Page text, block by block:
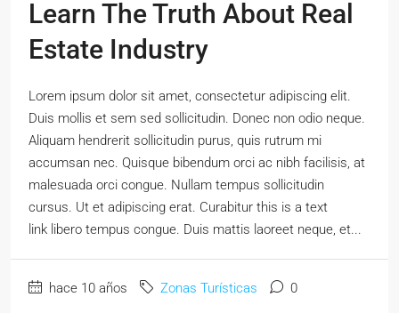
Learn The Truth About Real
Estate Industry
Lorem ipsum dolor sit amet, consectetur adipiscing elit.
Duis mollis et sem sed sollicitudin. Donec non odio neque.
Aliquam hendrerit sollicitudin purus, quis rutrum mi
accumsan nec. Quisque bibendum orci ac nibh facilisis, at
malesuada orci congue. Nullam tempus sollicitudin
cursus. Ut et adipiscing erat. Curabitur this is a text
link libero tempus congue. Duis mattis laoreet neque, et...
hace 10 años Zonas Turísticas 0